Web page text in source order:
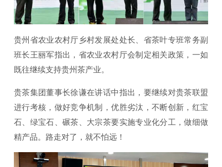
贵州省农业农村厅乡村发展处处长、省茶叶专班常务副
班长王丽军指出，省农业农村厅会制定相关政策，一如
既往继续支持贵州茶产业。
贵茶集团董事长徐谦在讲话中指出，要继续对贵茶联盟
进行考核，做好竞争机制，优胜劣汰，不断创新，红宝
石、绿宝石、碾茶、大宗茶要实施专业化分工，做细做
精产品。路走对了，就不怕远！